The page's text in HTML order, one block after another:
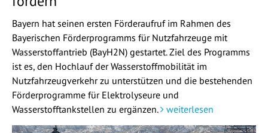
Bayern hat seinen ersten Förderaufruf im Rahmen des
Bayerischen Förderprogramms für Nutzfahrzeuge mit
Wasserstoffantrieb (BayH2N) gestartet. Ziel des Programms
ist es, den Hochlauf der Wasserstoffmobilität im
Nutzfahrzeugverkehr zu unterstützen und die bestehenden
Förderprogramme für Elektrolyseure und
Wasserstofftankstellen zu ergänzen.
weiterlesen